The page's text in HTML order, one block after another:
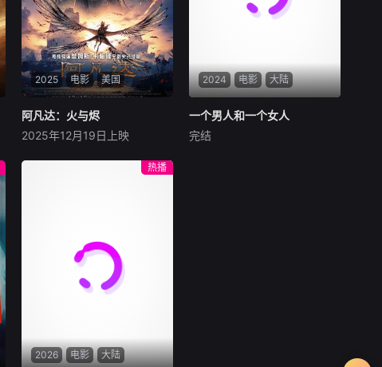
与女性经营能力之间的复杂关
2025 电影 美国
阿凡达：火与烬
萨姆·沃辛顿
佐伊·索尔达娜
护血脉相连的情感纽带的历
程，从而将故事推向更具张力
的全新维度。此外，潘多拉的
全新领域也即将揭晓
阿凡达：火与烬
2025年12月19日上映
2024 电影 大陆
一个男人和一个女人
黄渤
一个男人和一个女人
完结
2026 电影 大陆
热播